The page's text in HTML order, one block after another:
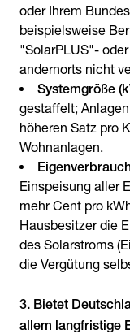
oder Ihrem
beispielsweise
"SolarPLUS"-
andernorts nicht
Systemgröße
gestaffelt;
höheren Satz pro
Wohnanlagen.
Einspeisung aller
mehr Cent pro
Hausbesitzer die
des Solarstroms
die Vergütung
3. Bietet
allem langfristige